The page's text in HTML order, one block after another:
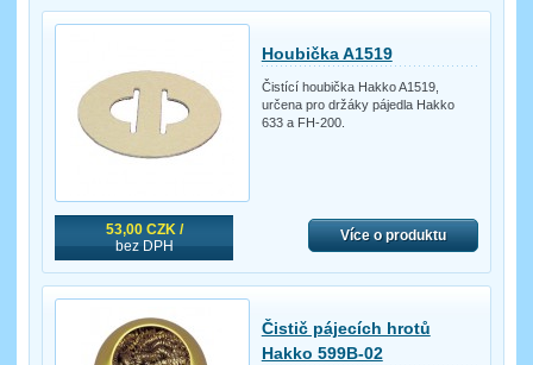
53,00 CZK /
bez DPH
Houbička A1519
Čistící houbička Hakko A1519,
určena pro držáky pájedla Hakko
633 a FH-200.
Více o produktu
Čistič pájecích hrotů
Hakko 599B-02